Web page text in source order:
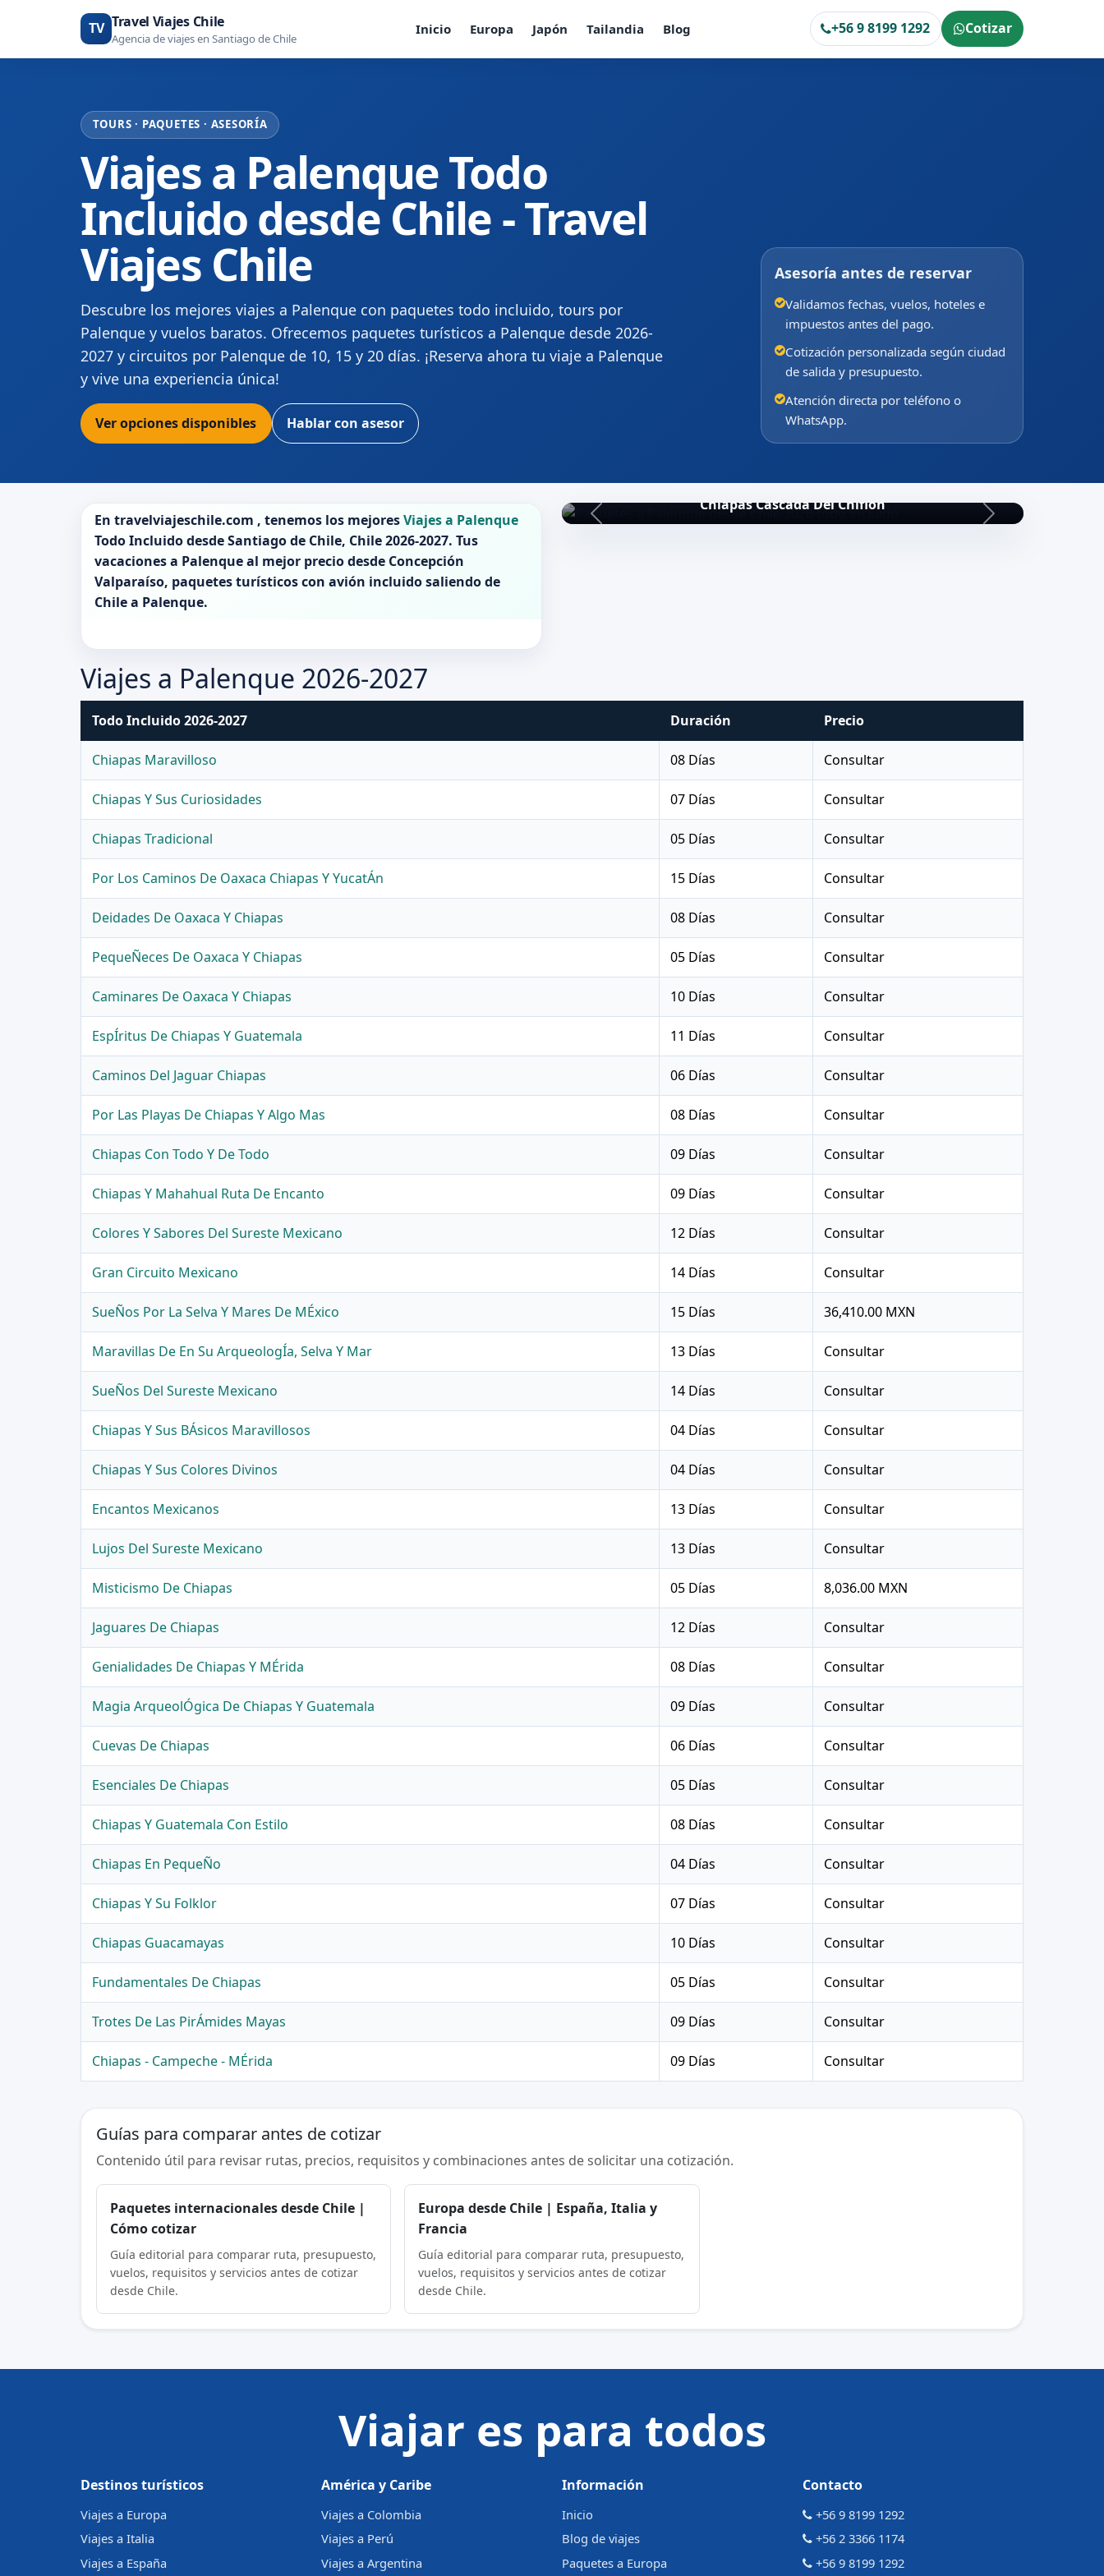
TV Travel Viajes Chile
Agencia de viajes en Santiago de Chile
Inicio Europa Japón Tailandia Blog +56 9 8199 1292 Cotizar
TOURS · PAQUETES · ASESORÍA
Viajes a Palenque Todo
Incluido desde Chile - Travel
Viajes Chile
Descubre los mejores viajes a Palenque con paquetes todo incluido, tours por
Palenque y vuelos baratos. Ofrecemos paquetes turísticos a Palenque desde 2026-
2027 y circuitos por Palenque de 10, 15 y 20 días. ¡Reserva ahora tu viaje a Palenque
y vive una experiencia única!
Ver opciones disponibles Hablar con asesor
Asesoría antes de reservar
Validamos fechas, vuelos, hoteles e
impuestos antes del pago.
Cotización personalizada según ciudad
de salida y presupuesto.
Atención directa por teléfono o
WhatsApp.
En travelviajeschile.com , tenemos los mejoresViajes a Palenque
Todo Incluido desdeSantiago de Chile, Chile 2026-2027. Tus
vacaciones a Palenqueal mejor precio desde Concepción
Valparaíso, paquetes turísticos con avión incluido saliendo de
Chilea Palenque.
Chiapas Cascada Del Chiflon
Viajes a Palenque 2026-2027
Todo Incluido 2026-2027 Duración Precio
Chiapas Maravilloso 08 Días Consultar
Chiapas Y Sus Curiosidades 07 Días Consultar
Chiapas Tradicional 05 Días Consultar
Por Los Caminos De Oaxaca Chiapas Y YucatÁn 15 Días Consultar
Deidades De Oaxaca Y Chiapas 08 Días Consultar
PequeÑeces De Oaxaca Y Chiapas 05 Días Consultar
Caminares De Oaxaca Y Chiapas 10 Días Consultar
EspÍritus De Chiapas Y Guatemala 11 Días Consultar
Caminos Del Jaguar Chiapas 06 Días Consultar
Por Las Playas De Chiapas Y Algo Mas 08 Días Consultar
Chiapas Con Todo Y De Todo 09 Días Consultar
Chiapas Y Mahahual Ruta De Encanto 09 Días Consultar
Colores Y Sabores Del Sureste Mexicano 12 Días Consultar
Gran Circuito Mexicano 14 Días Consultar
SueÑos Por La Selva Y Mares De MÉxico 15 Días 36,410.00 MXN
Maravillas De En Su ArqueologÍa, Selva Y Mar 13 Días Consultar
SueÑos Del Sureste Mexicano 14 Días Consultar
Chiapas Y Sus BÁsicos Maravillosos 04 Días Consultar
Chiapas Y Sus Colores Divinos 04 Días Consultar
Encantos Mexicanos 13 Días Consultar
Lujos Del Sureste Mexicano 13 Días Consultar
Misticismo De Chiapas 05 Días 8,036.00 MXN
Jaguares De Chiapas 12 Días Consultar
Genialidades De Chiapas Y MÉrida 08 Días Consultar
Magia ArqueolÓgica De Chiapas Y Guatemala 09 Días Consultar
Cuevas De Chiapas 06 Días Consultar
Esenciales De Chiapas 05 Días Consultar
Chiapas Y Guatemala Con Estilo 08 Días Consultar
Chiapas En PequeÑo 04 Días Consultar
Chiapas Y Su Folklor 07 Días Consultar
Chiapas Guacamayas 10 Días Consultar
Fundamentales De Chiapas 05 Días Consultar
Trotes De Las PirÁmides Mayas 09 Días Consultar
Chiapas - Campeche - MÉrida 09 Días Consultar
Guías para comparar antes de cotizar
Contenido útil para revisar rutas, precios, requisitos y combinaciones antes de solicitar una cotización.
Paquetes internacionales desde Chile |
Cómo cotizar
Guía editorial para comparar ruta, presupuesto,
vuelos, requisitos y servicios antes de cotizar
desde Chile.
Europa desde Chile | España, Italia y
Francia
Guía editorial para comparar ruta, presupuesto,
vuelos, requisitos y servicios antes de cotizar
desde Chile.
Viajar es para todos
Destinos turísticos
Viajes a Europa
Viajes a Italia
Viajes a España
América y Caribe
Viajes a Colombia
Viajes a Perú
Viajes a Argentina
Información
Inicio
Blog de viajes
Paquetes a Europa
Contacto
+56 9 8199 1292
+56 2 3366 1174
+56 9 8199 1292